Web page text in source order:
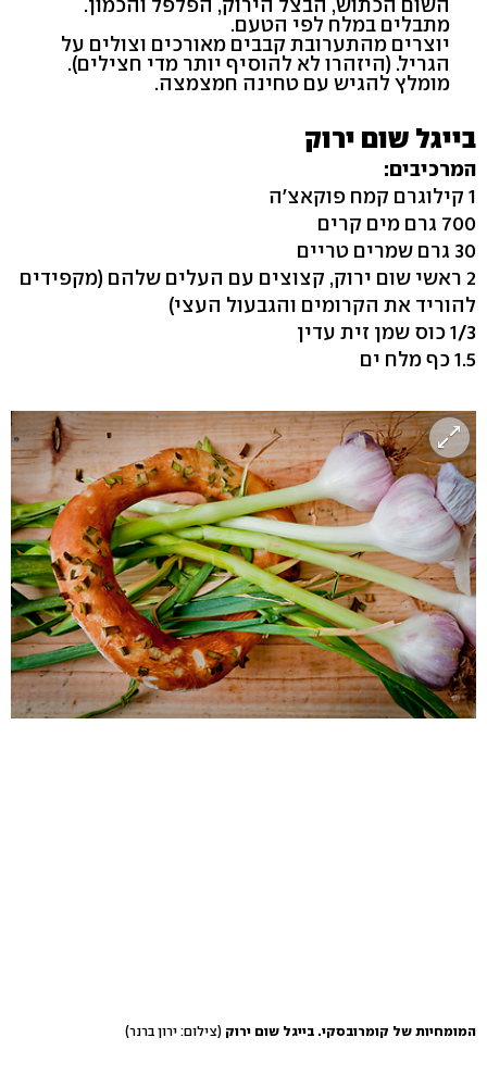
מתבלים במלח לפי הטעם.
יוצרים מהתערובת קבבים מאורכים וצולים על
הגריל. (היזהרו לא להוסיף יותר מדי חצילים).
מומלץ להגיש עם טחינה חמצמצה.
בייגל שום ירוק
המרכיבים:
1 קילוגרם קמח פוקאצ'ה
700 גרם מים קרים
30 גרם שמרים טריים
2 ראשי שום ירוק, קצוצים עם העלים שלהם (מקפידים
להוריד את הקרומים והגבעול העצי)
1/3 כוס שמן זית עדין
1.5 כף מלח ים
המומחיות של קומרובסקי. בייגל שום ירוק (צילום: ירון ברנר)